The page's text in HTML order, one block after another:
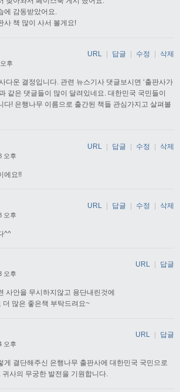
에 감동받았어요.
사 책 많이 사서 볼게요!
후
다운 결정입니다. 관련 뉴스기사 댓글보시면 ‘출판사가
같은 댓글들이 많이 달려있네요. 대한민국 국민들이
다! 은행나무 이름으로 출간된 책들 관심가지고 살펴볼
URL 답글 수정 삭제
오후
에요!!
URL | 답글 | 수정 | 삭제
오후
^^
URL | 답글 | 수정 | 삭제
오후
사안을 무시하지않고 용단내린것에
더 많은 좋은책 부탁드려요~
URL 답글
오후
게 결단해주신 은행나무 출판사에 대한민국 국민으로
사의 무궁한 발전을 기원합니다.
URL 답글